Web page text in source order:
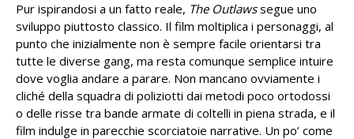
Pur ispirandosi a un fatto reale, The Outlawssegue uno
sviluppo piuttosto classico. Il film moltiplica i personaggi, al
punto che inizialmente non è sempre facile orientarsi tra
tutte le diverse gang, ma resta comunque semplice intuire
dove voglia andare a parare. Non mancano ovviamente i
cliché della squadra di poliziotti dai metodi poco ortodossi
o delle risse tra bande armate di coltelli in piena strada, e il
film indulge in parecchie scorciatoie narrative. Un po’ come